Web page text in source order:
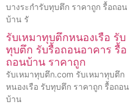
บางระกำรับทุบตึก ราคาถูก รื้อถอน
บ้าน รั
รับเหมาทุบตึกหนองเรือ รับ
ทุบตึก รับรื้อถอนอาคาร รื้อ
ถอนบ้าน ราคาถูก
รับเหมาทุบตึก.com รับเหมาทุบตึก
หนองเรือ รับทุบตึก ราคาถูก รื้อถอน
บ้าน